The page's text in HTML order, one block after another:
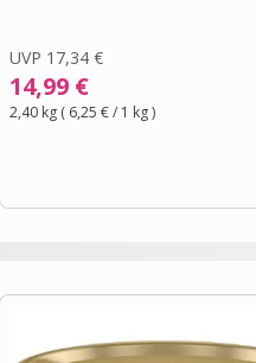
UVP 17,34 €
14,99 €
2,40 kg ( 6,25 €/ 1 kg)